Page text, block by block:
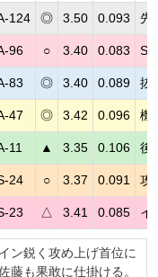
124 ◎ 3.50 0.093 先
96 ○ 3.40 0.083 S
83 ◎ 3.40 0.089 抜
47 ◎ 3.42 0.096 機
11 ▲ 3.35 0.106 後
24 ○ 3.37 0.091 攻
23 △ 3.41 0.085 イ
ン鋭く攻め上げ首位に
藤も果敢に仕掛ける。